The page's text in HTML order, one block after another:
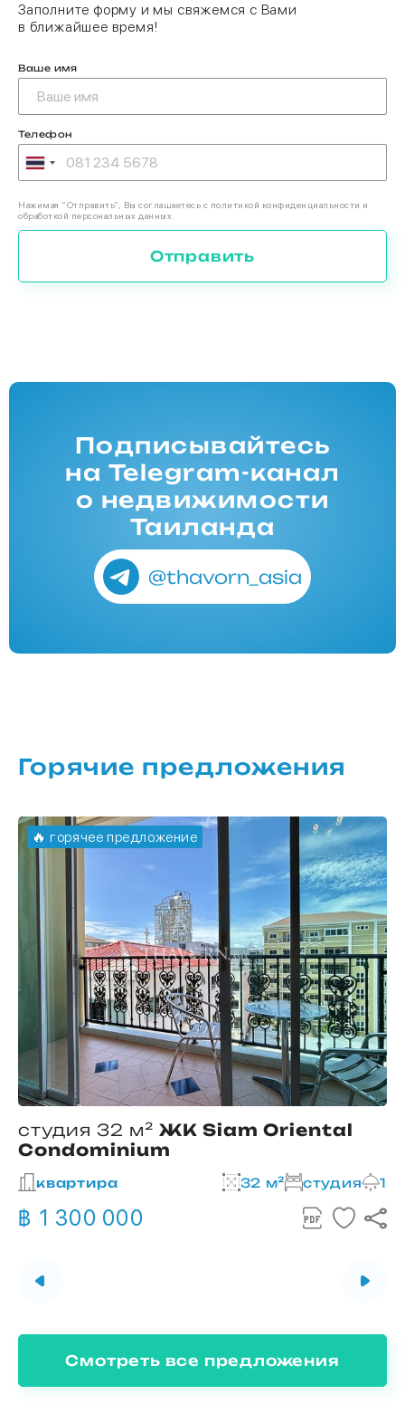
Заполните форму и мы свяжемся с Вами
в ближайшее время!
Ваше имя
Телефон
Нажимая “Отправить”, Вы соглашаетесь с политикой конфиденциальности и
обработкой персональных данных.
Отправить
Подписывайтесь
на Telegram-канал
о недвижимости
Таиланда
@thavorn_asia
Горячие предложения
🔥 горячее предложение
студия 32 м² ЖК Siam Oriental
Condominium
квартира 32 м² студия 1
฿ 1 300 000
Смотреть все предложения